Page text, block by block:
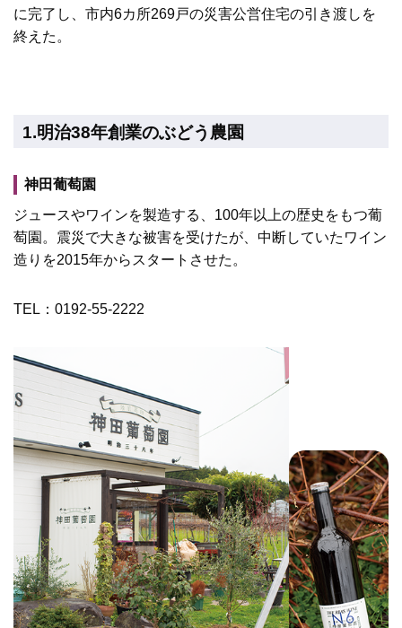
に完了し、市内6カ所269戸の災害公営住宅の引き渡しを
終えた。
1.明治38年創業のぶどう農園
神田葡萄園
ジュースやワインを製造する、100年以上の歴史をもつ葡
萄園。震災で大きな被害を受けたが、中断していたワイン
造りを2015年からスタートさせた。
TEL：0192-55-2222